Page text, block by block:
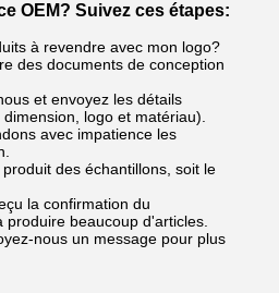
OEM? Suivez ces étapes:
à revendre avec mon logo?
des documents de conception
et envoyez les détails
logo et matériau).
avec impatience les
des échantillons, soit le
la confirmation du
beaucoup d'articles.
nous un message pour plus